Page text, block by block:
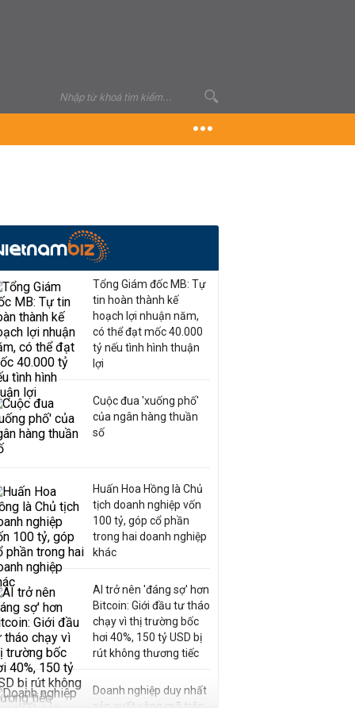
Tổng Giám đốc MB: Tự
tin hoàn thành kế
hoạch lợi nhuận năm,
có thể đạt mốc 40.000
tỷ nếu tình hình thuận
lợi
Cuộc đua 'xuống phố'
của ngân hàng thuần
số
Huấn Hoa Hồng là Chủ
tịch doanh nghiệp vốn
100 tỷ, góp cổ phần
trong hai doanh nghiệp
khác
AI trở nên 'đáng sợ' hơn
Bitcoin: Giới đầu tư tháo
chạy vì thị trường bốc
hơi 40%, 150 tỷ USD bị
rút không thương tiếc
Doanh nghiệp duy nhất
sản xuất vàng mã trên